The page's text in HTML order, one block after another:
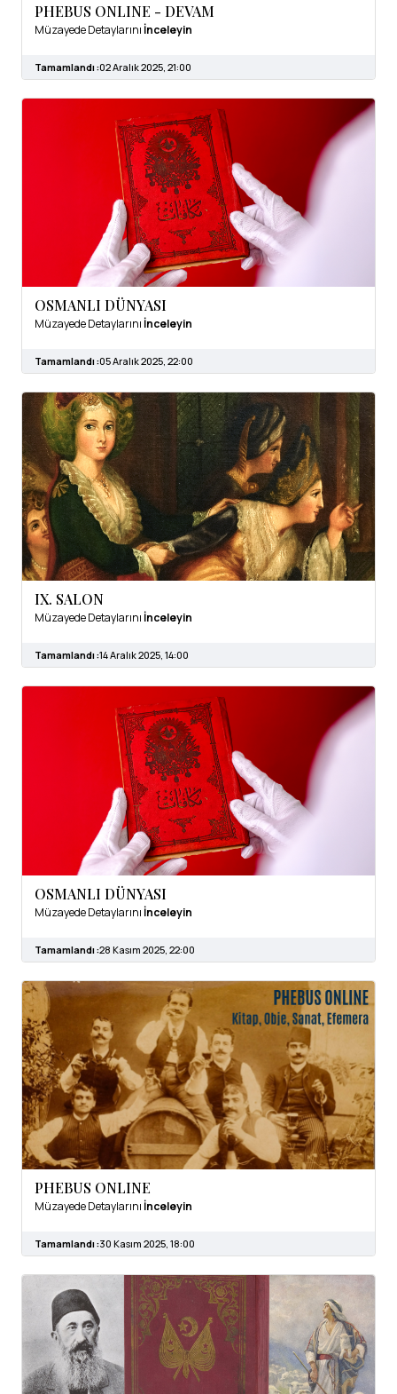
PHEBUS ONLINE - DEVAM
Müzayede Detaylarını İnceleyin
Tamamlandı :02 Aralık 2025, 21:00
OSMANLI DÜNYASI
Müzayede Detaylarını İnceleyin
Tamamlandı :05 Aralık 2025, 22:00
IX. SALON
Müzayede Detaylarını İnceleyin
Tamamlandı :14 Aralık 2025, 14:00
OSMANLI DÜNYASI
Müzayede Detaylarını İnceleyin
Tamamlandı :28 Kasım 2025, 22:00
PHEBUS ONLINE
Müzayede Detaylarını İnceleyin
Tamamlandı :30 Kasım 2025, 18:00